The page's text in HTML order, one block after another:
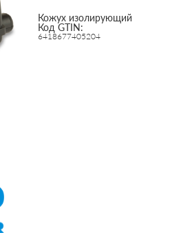
Кожух изолирующий
Код GTIN:
6418677405204